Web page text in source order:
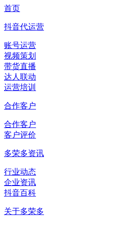
首页
抖音代运营
账号运营
视频策划
带货直播
达人联动
运营培训
合作客户
合作客户
客户评价
多荣多资讯
行业动态
企业资讯
抖音百科
关于多荣多